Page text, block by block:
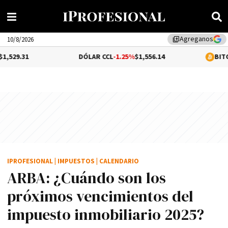
library_addAgreganos
10/8/2026
-1.25%$1,556.14 0.28%
ARBA: ¿Cuándo son los
próximos vencimientos del
impuesto inmobiliario 2025?
IPROFESIONAL IMPUESTOS CALENDARIO